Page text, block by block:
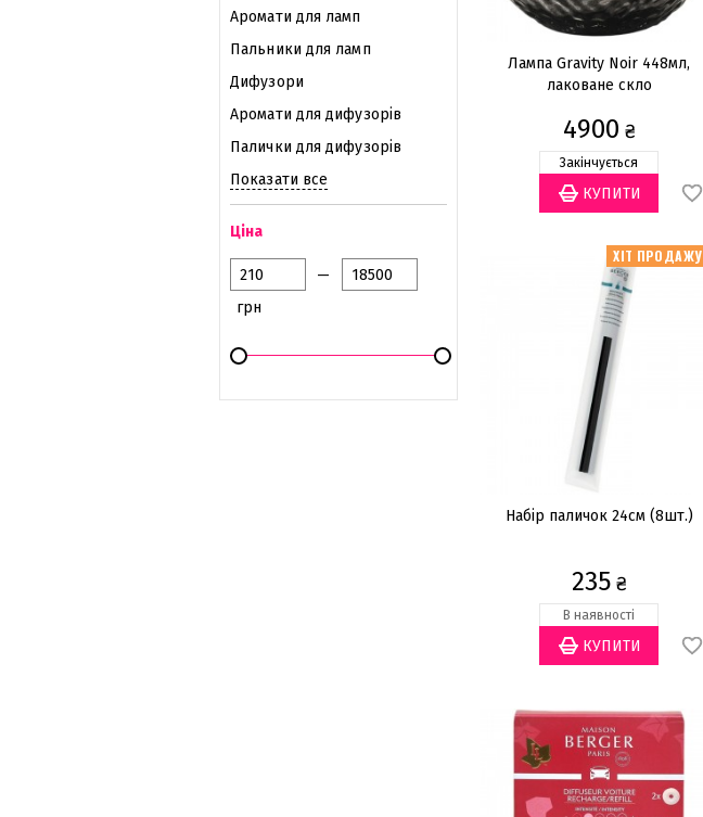
Аромати для ламп
Пальники для ламп
Дифузори
Аромати для дифузорів
Палички для дифузорів
Показати все
Ціна
—
грн
Лампа Gravity Noir 448мл,
лаковане скло
4900 ₴
Закінчується
ХІТ ПРОДАЖУ
Набір паличок 24см (8шт.)
235₴
В наявності